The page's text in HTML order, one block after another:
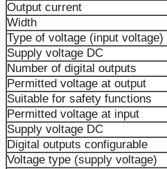
Output current
Width
Type of voltage (input voltage)
Supply voltage DC
Number of digital outputs
Permitted voltage at output
Suitable for safety functions
Permitted voltage at input
Supply voltage DC
Digital outputs configurable
Voltage type (supply voltage)